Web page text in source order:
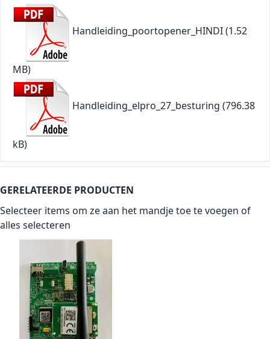
Handleiding_poortopener_HINDI(1.52
MB)
Handleiding_elpro_27_besturing (796.38
kB)
GERELATEERDE PRODUCTEN
Selecteer items om ze aan het mandje toe te voegen of
alles selecteren